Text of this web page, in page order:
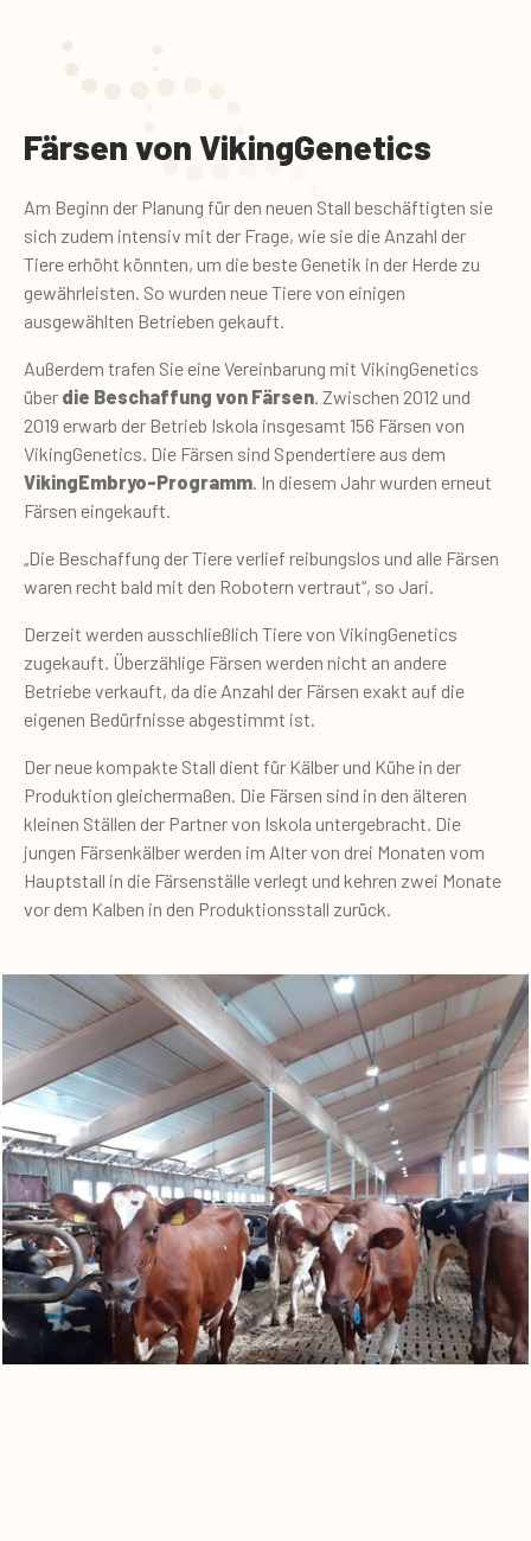
Färsen von VikingGenetics
Am Beginn der Planung für den neuen Stall beschäftigten sie
sich zudem intensiv mit der Frage, wie sie die Anzahl der
Tiere erhöht könnten, um die beste Genetik in der Herde zu
gewährleisten. So wurden neue Tiere von einigen
ausgewählten Betrieben gekauft.
Außerdem trafen Sie eine Vereinbarung mit VikingGenetics
über die Beschaffung von Färsen . Zwischen 2012 und
2019 erwarb der Betrieb Iskola insgesamt 156 Färsen von
VikingGenetics. Die Färsen sind Spendertiere aus dem
VikingEmbryo-Programm . In diesem Jahr wurden erneut
Färsen eingekauft.
„Die Beschaffung der Tiere verlief reibungslos und alle Färsen
waren recht bald mit den Robotern vertraut“, so Jari.
Derzeit werden ausschließlich Tiere von VikingGenetics
zugekauft. Überzählige Färsen werden nicht an andere
Betriebe verkauft, da die Anzahl der Färsen exakt auf die
eigenen Bedürfnisse abgestimmt ist.
Der neue kompakte Stall dient für Kälber und Kühe in der
Produktion gleichermaßen. Die Färsen sind in den älteren
kleinen Ställen der Partner von Iskola untergebracht. Die
jungen Färsenkälber werden im Alter von drei Monaten vom
Hauptstall in die Färsenställe verlegt und kehren zwei Monate
vor dem Kalben in den Produktionsstall zurück.